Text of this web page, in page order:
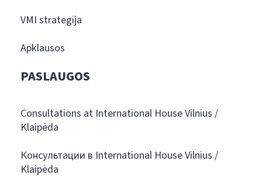
VMI strategija
Apklausos
PASLAUGOS
Consultations at International House Vilnius /
Klaipėda
Консультации в International House Vilnius /
Klaipėda